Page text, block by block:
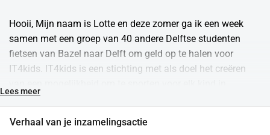
Hooii, Mijn naam is Lotte en deze zomer ga ik een week
samen met een groep van 40 andere Delftse studenten
fietsen van Bazel naar Delft om geld op te halen voor
IT4kids. IT4kids is een stichting met als doel het creëren
Nederland. Dit jaar gaan we specifiek het programma
het hele jaar door bewegingsactiviteiten aan voor kinderen
Lees meer
Verhaal van je inzamelingsactie